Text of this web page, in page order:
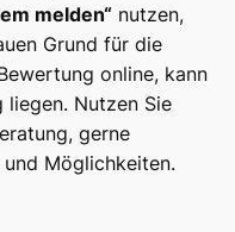
melden“ nutzen,
Grund für die
online, kann
liegen. Nutzen Sie
gerne
Möglichkeiten.